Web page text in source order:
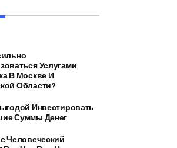
Услугами
В Москве И
Области?
Инвестировать
Суммы Денег
Человеческий